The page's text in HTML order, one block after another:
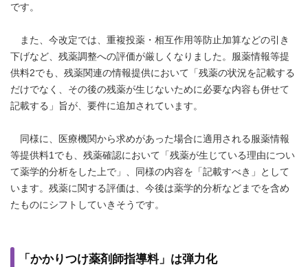
です。
また、今改定では、重複投薬・相互作用等防止加算などの引き
下げなど、残薬調整への評価が厳しくなりました。服薬情報等提
供料2でも、残薬関連の情報提供において「残薬の状況を記載する
だけでなく、その後の残薬が生じないために必要な内容も併せて
記載する」旨が、要件に追加されています。
同様に、医療機関から求めがあった場合に適用される服薬情報
等提供料1でも、残薬確認において「残薬が生じている理由につい
て薬学的分析をした上で」、同様の内容を「記載すべき」として
います。残薬に関する評価は、今後は薬学的分析などまでを含め
たものにシフトしていきそうです。
「かかりつけ薬剤師指導料」は弾力化